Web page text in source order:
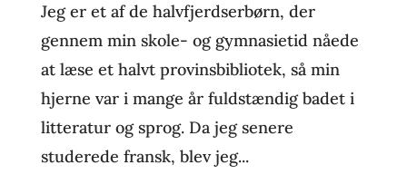
Jeg er et af de halvfjerdserbørn, der
gennem min skole- og gymnasietid nåede
at læse et halvt provinsbibliotek, så min
hjerne var i mange år fuldstændig badet i
litteratur og sprog. Da jeg senere
studerede fransk, blev jeg...